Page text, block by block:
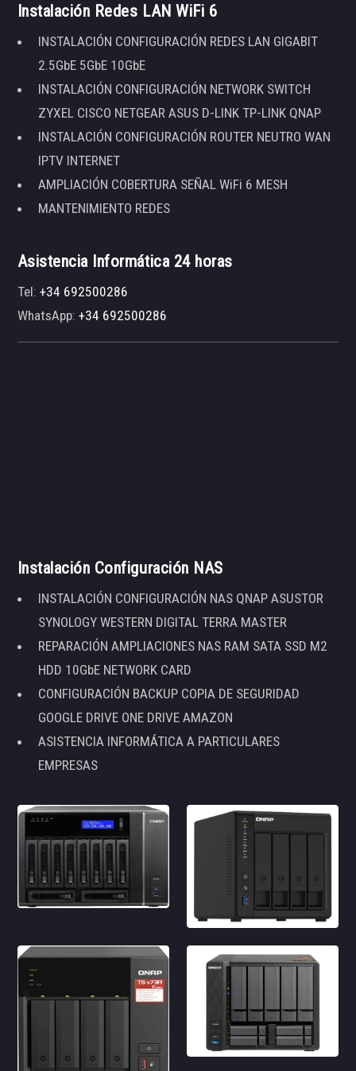
Instalación Redes LAN WiFi 6
INSTALACIÓN CONFIGURACIÓN REDES LAN GIGABIT
2.5GbE 5GbE 10GbE
INSTALACIÓN CONFIGURACIÓN NETWORK SWITCH
ZYXEL CISCO NETGEAR ASUS D-LINK TP-LINK QNAP
INSTALACIÓN CONFIGURACIÓN ROUTER NEUTRO WAN
IPTV INTERNET
AMPLIACIÓN COBERTURA SEÑAL WiFi 6 MESH
MANTENIMIENTO REDES
Asistencia Informática 24 horas
Tel:+34 692500286
WhatsApp:+34 692500286
Instalación Configuración NAS
INSTALACIÓN CONFIGURACIÓN NAS QNAP ASUSTOR
SYNOLOGY WESTERN DIGITAL TERRA MASTER
REPARACIÓN AMPLIACIONES NAS RAM SATA SSD M2
HDD 10GbE NETWORK CARD
CONFIGURACIÓN BACKUP COPIA DE SEGURIDAD
GOOGLE DRIVE ONE DRIVE AMAZON
ASISTENCIA INFORMÁTICA A PARTICULARES
EMPRESAS